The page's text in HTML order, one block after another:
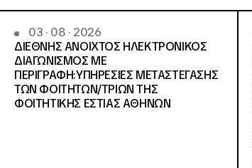
03 · 08 · 2026
ΔΙΕΘΝΗΣ ΑΝΟΙΧΤΟΣ ΗΛΕΚΤΡΟΝΙΚΟΣ
ΔΙΑΓΩΝΙΣΜΟΣ ΜΕ
ΠΕΡΙΓΡΑΦΗ:ΥΠΗΡΕΣΙΕΣ METAΣΤΕΓΑΣΗΣ
ΤΩΝ ΦΟΙΤΗΤΩΝ/ΤΡΙΩΝ ΤΗΣ
ΦΟΙΤΗΤΙΚΗΣ ΕΣΤΙΑΣ ΑΘΗΝΩΝ